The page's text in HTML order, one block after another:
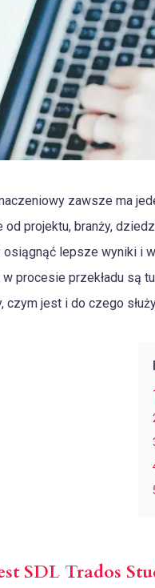
zawsze ma
od projektu, branży,
osiągnąć lepsze wyniki i
procesie przekładu są
czym jest i do czego
SDL Trados